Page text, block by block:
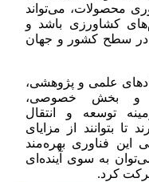
محصولات، می‌تواند
کشاورزی باشد و
در سطح کشور و جهان
علمی و پژوهشی،
و بخش خصوصی،
توسعه و انتقال
تا بتوانند از مزایای
این فناوری بهره‌مند
به سوی آینده‌ای
کرد.